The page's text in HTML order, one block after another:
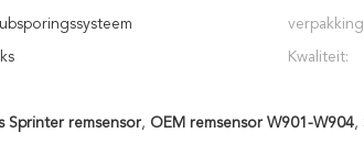
Kwaliteit:
Sprinter remsensor, OEM remsensor W901-W904,